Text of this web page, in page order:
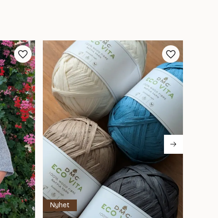
Nyhet